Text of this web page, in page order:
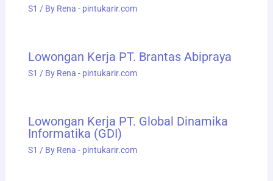
S1 / By Rena - pintukarir.com
Lowongan Kerja PT. Brantas Abipraya
S1 / By Rena - pintukarir.com
Lowongan Kerja PT. Global Dinamika
Informatika (GDI)
S1 / By Rena - pintukarir.com